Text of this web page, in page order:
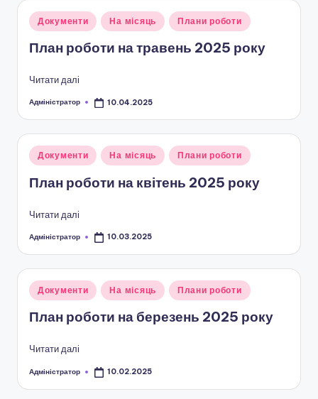
х
о
в
а
н
н
я
т
п
о
з
а
ш
ь
Опубліковано
Документи На місяць Плани роботи
План роботи на травень 2025 року
Читати далі
Опубліковано
Адміністратор 10.04.2025
Опубліковано
Документи На місяць Плани роботи
План роботи на квітень 2025 року
Читати далі
Опубліковано
Адміністратор 10.03.2025
Опубліковано
Документи На місяць Плани роботи
План роботи на березень 2025 року
Читати далі
Опубліковано
Адміністратор 10.02.2025